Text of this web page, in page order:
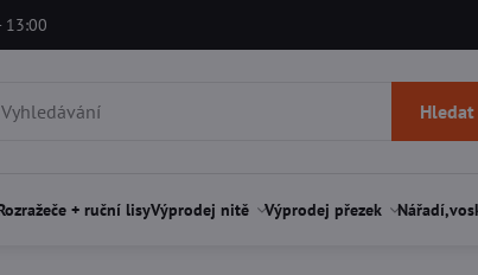
13:00
Hledat
+ ruční lisyVýprodej nitě Výprodej přezek